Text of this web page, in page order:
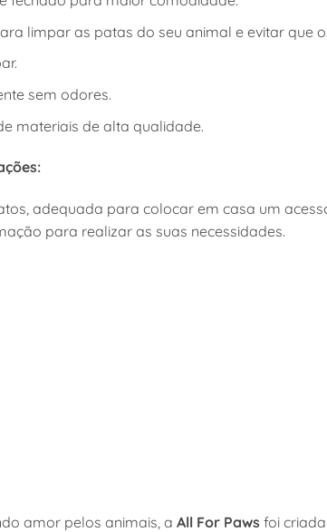
limpar as patas do seu animal e evitar que
sem odores.
materiais de alta qualidade.
adequada para colocar em casa um
para realizar as suas necessidades.
amor pelos animais, a All For Paws foi